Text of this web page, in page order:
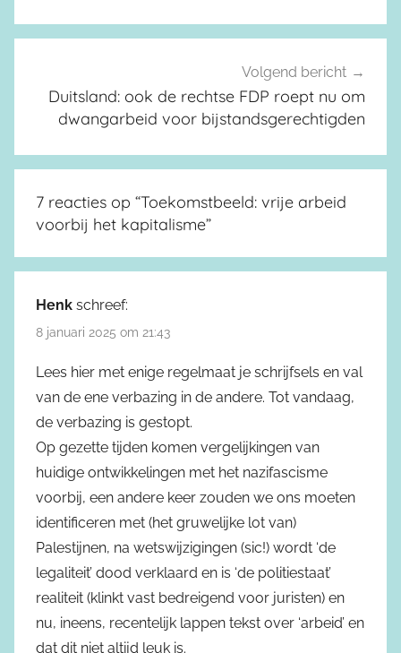
Volgend bericht
Duitsland: ook de rechtse FDP roept nu om
dwangarbeid voor bijstandsgerechtigden
7 reacties op “Toekomstbeeld: vrije arbeid
voorbij het kapitalisme”
Henk schreef:
8 januari 2025 om 21:43
Lees hier met enige regelmaat je schrijfsels en val
van de ene verbazing in de andere. Tot vandaag,
de verbazing is gestopt.
Op gezette tijden komen vergelijkingen van
huidige ontwikkelingen met het nazifascisme
voorbij, een andere keer zouden we ons moeten
identificeren met (het gruwelijke lot van)
Palestijnen, na wetswijzigingen (sic!) wordt ‘de
legaliteit’ dood verklaard en is ‘de politiestaat’
realiteit (klinkt vast bedreigend voor juristen) en
nu, ineens, recentelijk lappen tekst over ‘arbeid’ en
dat dit niet altijd leuk is.